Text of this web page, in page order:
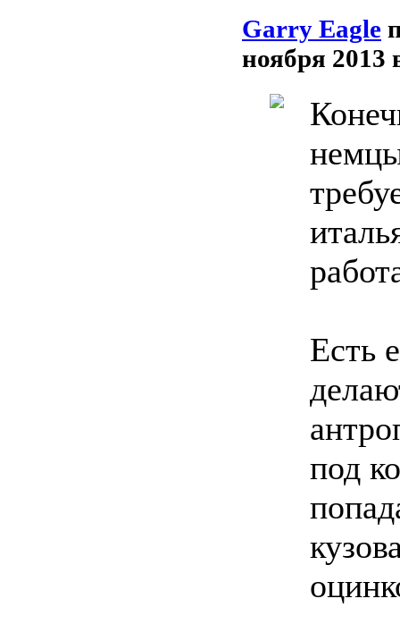
Garry Eagle
ноября 2013
Есть
под